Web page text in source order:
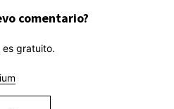
comentario?
es gratuito.